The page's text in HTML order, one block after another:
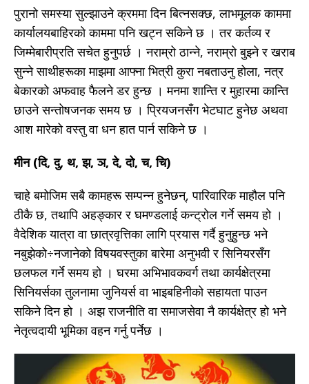
पुरानो समस्या सुल्झाउने क्रममा दिन बित्नसक्छ, लाभमूलक काममा
कार्यालयबाहिरको काममा पनि खट्न सकिने छ । तर कर्तव्य र
जिम्मेबारीप्रति सचेत हुनुपर्छ । नराम्रो ठान्ने, नराम्रो बुझ्ने र खराब
सुन्ने साथीहरूका माझमा आफ्ना भित्री कुरा नबताउनु होला, नत्र
बेकारको अफवाह फैलने डर हुन्छ । मनमा शान्ति र मुहारमा कान्ति
छाउने सन्तोषजनक समय छ । प्रियजनसँग भेटघाट हुनेछ अथवा
आश मारेको वस्तु वा धन हात पार्न सकिने छ ।
मीन (दि, दु, थ, झ, ञ, दे, दो, च, चि)
चाहे बमोजिम सबै कामहरू सम्पन्न हुनेछन्, पारिवारिक माहौल पनि
ठीकै छ, तथापि अहङ्कार र घमण्डलाई कन्ट्रोल गर्ने समय हो ।
वैदेशिक यात्रा वा छात्रवृत्तिका लागि प्रयास गर्दै हुनुहुन्छ भने
नबुझेको÷नजानेको विषयवस्तुका बारेमा अनुभवी र सिनियरसँग
छलफल गर्ने समय हो । घरमा अभिभावकवर्ग तथा कार्यक्षेत्रमा
सिनियर्सका तुलनामा जुनियर्स वा भाइबहिनीको सहायता पाउन
सकिने दिन हो । अझ राजनीति वा समाजसेवा नै कार्यक्षेत्र हो भने
नेतृत्वदायी भूमिका वहन गर्नु पर्नेछ ।